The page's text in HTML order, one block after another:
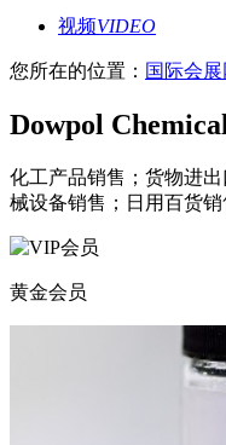
视频VIDEO
您所在的位置： 国际会展
Dowpol
化工产品销售；货物进
械设备销售；日用百货
黄金会员